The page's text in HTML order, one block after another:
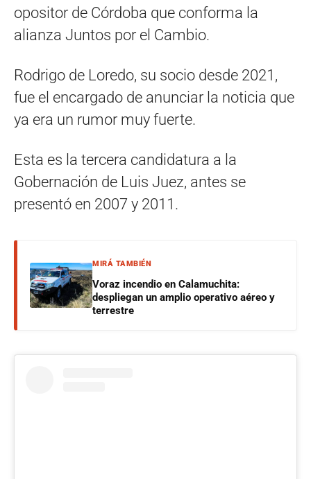
opositor de Córdoba que conforma la
alianza Juntos por el Cambio.
Rodrigo de Loredo, su socio desde 2021,
fue el encargado de anunciar la noticia que
ya era un rumor muy fuerte.
Esta es la tercera candidatura a la
Gobernación de Luis Juez, antes se
presentó en 2007 y 2011.
MIRÁ TAMBIÉN
Voraz incendio en Calamuchita:
despliegan un amplio operativo aéreo y
terrestre